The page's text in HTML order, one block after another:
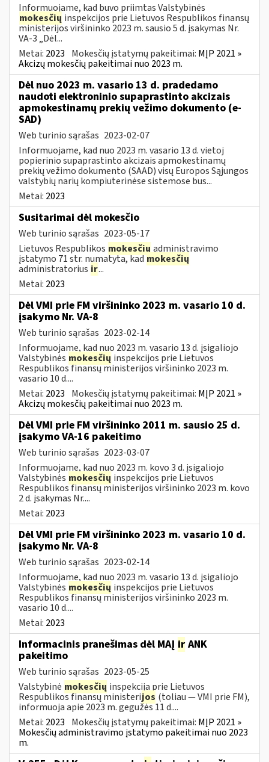
Informuojame, kad buvo priimtas Valstybinės
mokesčių inspekcijos prie Lietuvos Respublikos finansų
ministerijos viršininko 2023 m. sausio 5 d. įsakymas Nr.
VA-3 „Dėl...
Metai: 2023 Mokesčių įstatymų pakeitimai: MĮP 2021 »
Akcizų mokesčių pakeitimai nuo 2023 m.
Dėl nuo 2023 m. vasario 13 d. pradedamo
naudoti elektroninio supaprastinto akcizais
apmokestinamų prekių vežimo dokumento (e-
SAD)
Web turinio sąrašas 2023-02-07
Informuojame, kad nuo 2023 m. vasario 13 d. vietoj
popierinio supaprastinto akcizais apmokestinamų
prekių vežimo dokumento (SAAD) visų Europos Sąjungos
valstybių narių kompiuterinėse sistemose bus...
Metai: 2023
Susitarimai dėl mokesčio
Web turinio sąrašas 2023-05-17
Lietuvos Respublikos mokesčių administravimo
įstatymo 71 str. numatyta, kadmokesčių
administratorius ir...
Metai: 2023
Dėl VMI prie FM viršininko 2023 m. vasario 10 d.
įsakymo Nr. VA-8
Web turinio sąrašas 2023-02-14
Informuojame, kad nuo 2023 m. vasario 13 d. įsigaliojo
Valstybinės mokesčių inspekcijos prie Lietuvos
Respublikos finansų ministerijos viršininko 2023 m.
vasario 10 d....
Metai: 2023 Mokesčių įstatymų pakeitimai: MĮP 2021 »
Akcizų mokesčių pakeitimai nuo 2023 m.
Dėl VMI prie FM viršininko 2011 m. sausio 25 d.
įsakymo VA-16 pakeitimo
Web turinio sąrašas 2023-03-07
Informuojame, kad nuo 2023 m. kovo 3 d. įsigaliojo
Valstybinės mokesčių inspekcijos prie Lietuvos
Respublikos finansų ministerijos viršininko 2023 m. kovo
2 d. įsakymas Nr....
Metai: 2023
Dėl VMI prie FM viršininko 2023 m. vasario 10 d.
įsakymo Nr. VA-8
Web turinio sąrašas 2023-02-14
Informuojame, kad nuo 2023 m. vasario 13 d. įsigaliojo
Valstybinės mokesčių inspekcijos prie Lietuvos
Respublikos finansų ministerijos viršininko 2023 m.
vasario 10 d....
Metai: 2023
Informacinis pranešimas dėl MAĮ ir ANK
pakeitimo
Web turinio sąrašas 2023-05-25
Valstybinė mokesčių inspekcija prie Lietuvos
Respublikos finansų ministerijos (toliau — VMI prie FM),
informuoja apie 2023 m. gegužės 11 d....
Metai: 2023 Mokesčių įstatymų pakeitimai: MĮP 2021 »
Mokesčių administravimo įstatymo pakeitimai nuo 2023
m.